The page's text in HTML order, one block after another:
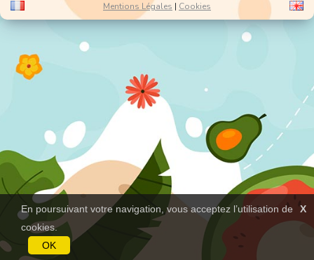
Mentions Légales | Cookies
X
En poursuivant votre navigation, vous acceptez l’utilisation de
cookies.
OK